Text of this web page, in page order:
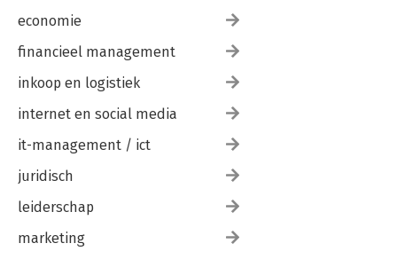
economie
financieel management
inkoop en logistiek
internet en social media
it-management / ict
juridisch
leiderschap
marketing